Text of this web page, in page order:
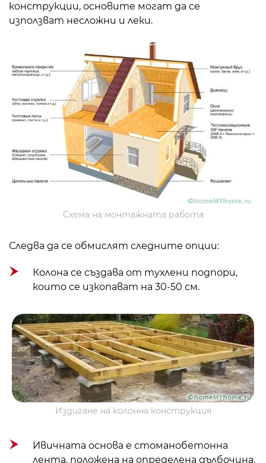
конструкции, основите могат да се
използват несложни и леки.
Схема на монтажната работа
Следва да се обмислят следните опции:
Колона се създава от тухлени подпори,
които се изкопават на 30-50 см.
Издигане на колонна конструкция
Ивичната основа е стоманобетонна
лента, положена на определена дълбочина.